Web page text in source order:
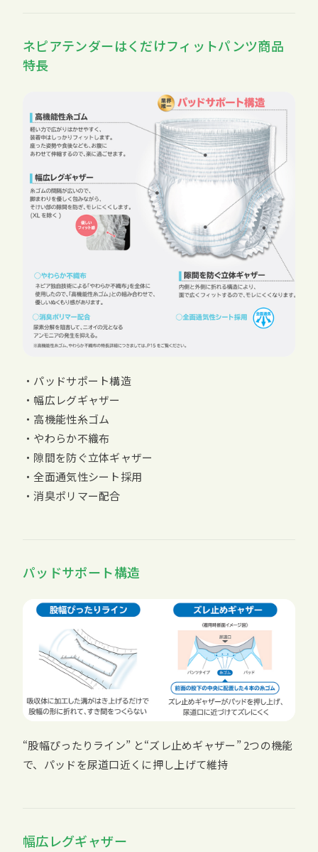
ネピアテンダーはくだけフィットパンツ商品
特長
・パッドサポート構造
・幅広レグギャザー
・高機能性糸ゴム
・やわらか不織布
・隙間を防ぐ立体ギャザー
・全面通気性シート採用
・消臭ポリマー配合
パッドサポート構造
“股幅ぴったりライン” と“ズレ止めギャザー” 2つの機能
で、パッドを尿道口近くに押し上げて維持
幅広レグギャザー